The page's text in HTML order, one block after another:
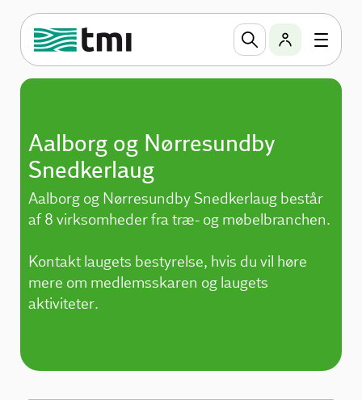
Aalborg og Nørresundby
Snedkerlaug
Aalborg og Nørresundby Snedkerlaug består
af 8 virksomheder fra træ- og møbelbranchen.
Kontakt laugets bestyrelse, hvis du vil høre
mere om medlemsskaren og laugets
aktiviteter.